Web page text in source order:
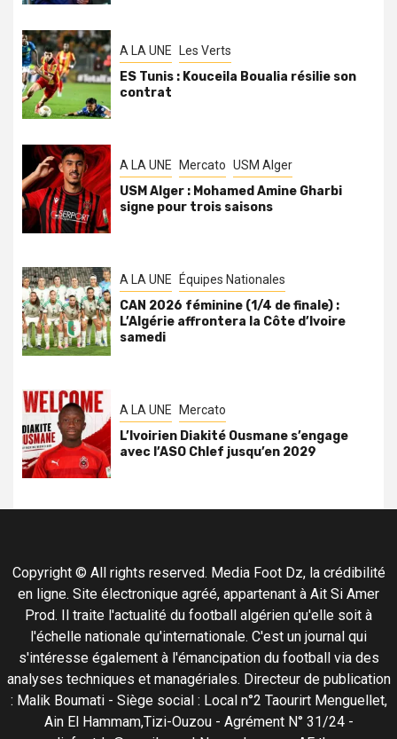
A LA UNE Les Verts
ES Tunis : Kouceila Boualia résilie son
contrat
A LA UNE Mercato USM Alger
USM Alger : Mohamed Amine Gharbi
signe pour trois saisons
A LA UNE Équipes Nationales
CAN 2026 féminine (1/4 de finale) :
L’Algérie affrontera la Côte d’Ivoire
samedi
A LA UNE Mercato
L’Ivoirien Diakité Ousmane s’engage
avec l’ASO Chlef jusqu’en 2029
Copyright © All rights reserved. Media Foot Dz, la crédibilité
en ligne. Site électronique agréé, appartenant à Ait Si Amer
Prod. Il traite l'actualité du football algérien qu'elle soit à
l'échelle nationale qu'internationale. C'est un journal qui
s'intéresse également à l'émancipation du football via des
analyses techniques et managériales. Directeur de publication
: Malik Boumati - Siège social : Local n°2 Taourirt Menguellet,
Ain El Hammam,Tizi-Ouzou - Agrément N° 31/24 -